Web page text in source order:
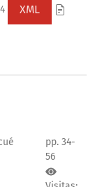
XML
pp. 34-
56